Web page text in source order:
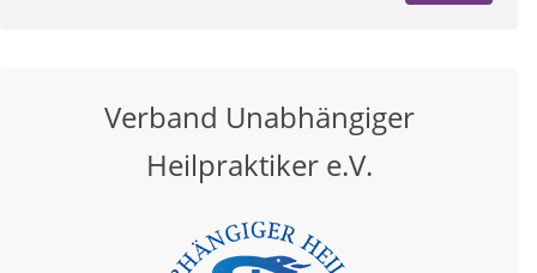
Verband Unabhängiger
Heilpraktiker e.V.